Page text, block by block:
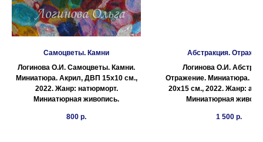
Самоцветы. Камни
Логинова О.И. Самоцветы. Камни.
Миниатюра. Акрил, ДВП 15х10 см.,
2022. Жанр: натюрморт.
Миниатюрная живопись.
800 р.
Абстракция.
Логинова О.И.
Отражение. Миниатюра.
20х15 см., 2022. Жанр:
Миниатюрная
1 500 р.